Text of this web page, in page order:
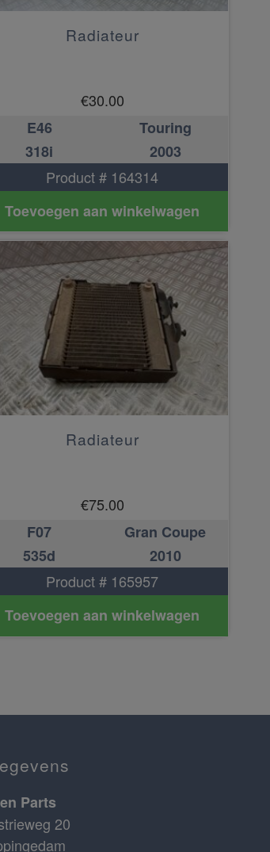
Radiateur
€30.00
E46
Touring
318i
2003
Product # 164314
Toevoegen aan winkelwagen
Radiateur
€75.00
F07
Gran Coupe
535d
2010
Product # 165957
Toevoegen aan winkelwagen
Parts
20